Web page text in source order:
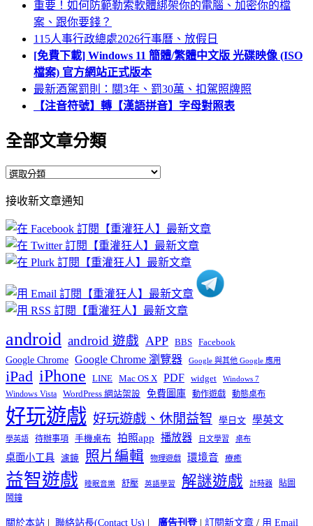
重要！如何防範勒索軟體綁架你的電腦、加密你的檔
案、跟你要錢？
115人事行政總處2026行事曆、放假日
[免費下載] Windows 11 簡體/繁體中文版 光碟映像 (ISO
檔案) 官方網站正式版本
最新酒駕罰則：關3年、罰30萬、扣駕照牌照
【注音符號】轉【漢語拼音】字母對照表
全部文章分類
全
文
章
分
類
接收新文章通知
android android 遊戲 APP BBS Facebook
Google Chrome Google Chrome 瀏覽器 Google 與其他 Google 應用
iPad iPhone LINE Mac OS X PDF widget Windows 7
Windows Vista WordPress 網站架設 免費圖庫 動作遊戲 動態桌布
好玩遊戲 好玩遊戲、休閒益智 學日文 學英文
學英語 待辦事項 手機桌布 拍照app 播放器 日文學習 桌布
桌面小工具 濾鏡 照片編輯 物理遊戲 環境音 療癒
益智遊戲 睡眠音樂 舒壓 英語學習 解謎遊戲 計時器
貼圖
鬧鐘
關於本站 | 聯絡站長(Contact Us) | 廣告刊登| 訂閱新文章 / 用 Email